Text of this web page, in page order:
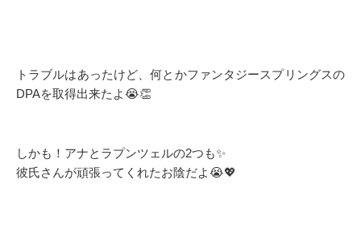
トラブルはあったけど、何とかファンタジースプリングスの
DPAを取得出来たよ😭👏
しかも！アナとラプンツェルの2つも✨️
彼氏さんが頑張ってくれたお陰だよ😭💖